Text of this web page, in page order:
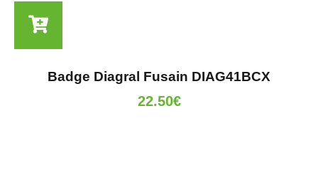
Badge Diagral Fusain DIAG41BCX
22.50€